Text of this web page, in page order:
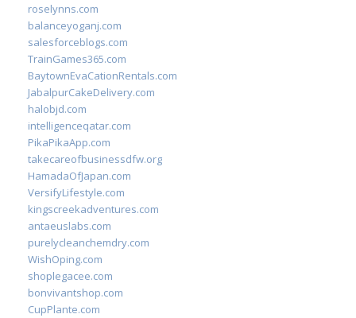
roselynns.com
balanceyoganj.com
salesforceblogs.com
TrainGames365.com
BaytownEvaCationRentals.com
JabalpurCakeDelivery.com
halobjd.com
intelligenceqatar.com
PikaPikaApp.com
takecareofbusinessdfw.org
HamadaOfJapan.com
VersifyLifestyle.com
kingscreekadventures.com
antaeuslabs.com
purelycleanchemdry.com
WishOping.com
shoplegacee.com
bonvivantshop.com
CupPlante.com